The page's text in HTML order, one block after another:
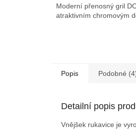
Moderní přenosný gril
atraktivním chromovým
Popis Podobné
Detailní popis
Vnějšek rukavice je